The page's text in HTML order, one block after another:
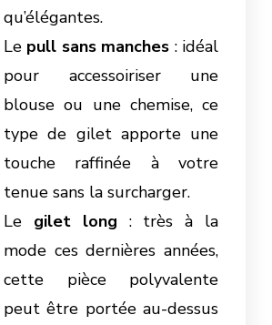
qu’élégantes.
Le pull sans manches : idéal
pour accessoiriser une
blouse ou une chemise, ce
type de gilet apporte une
touche raffinée à votre
tenue sans la surcharger.
Le gilet long : très à la
mode ces dernières années,
cette pièce polyvalente
peut être portée au-dessus